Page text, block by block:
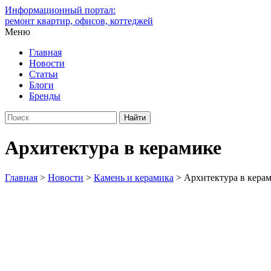
Информационный портал:
ремонт квартир, офисов, коттеджей
Меню
Главная
Новости
Статьи
Блоги
Бренды
Архитектура в керамике
Главная > Новости > Камень и керамика > Архитектура в